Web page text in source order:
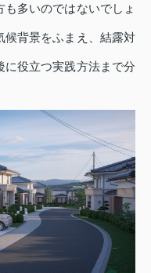
多いのではないでしょ
候背景をふまえ、結露対
役立つ実践方法まで分